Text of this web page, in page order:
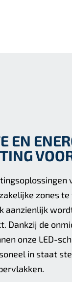
EN
zones
aanzienlijk
Dankzij de
onze LED-
in staat